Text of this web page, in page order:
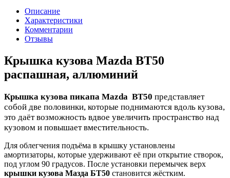
Описание
Характеристики
Комментарии
Отзывы
Крышка кузова Mazda BT50
распашная, аллюминий
Крышка кузова пикапа Mazda BT50 представляет
собой две половинки, которые поднимаются вдоль кузова,
это даёт возможность вдвое увеличить пространство над
кузовом и повышает вместительность.
Для облегчения подъёма в крышку установлены
амортизаторы, которые удерживают её при открытие створок,
под углом 90 градусов. После установки перемычек верх
крышки кузова Мазда БТ50 становится жёстким.